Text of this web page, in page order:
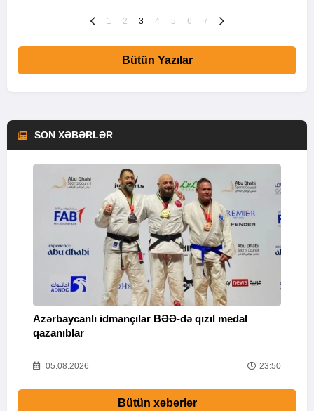
1 2 3 4 5 6 7
Bütün Yazılar
SON XƏBƏRLƏR
Azərbaycanlı idmançılar BƏƏ-də qızıl medal
qazanıblar
05.08.2026 23:50
Bütün xəbərlər